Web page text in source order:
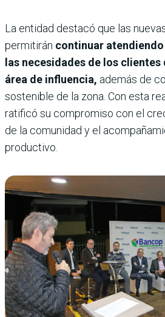
La entidad destacó que las
permitirán continuar
las necesidades de los clientes
área de influencia, además de
sostenible de la zona. Con esta
ratificó su compromiso con el
de la comunidad y el
productivo.